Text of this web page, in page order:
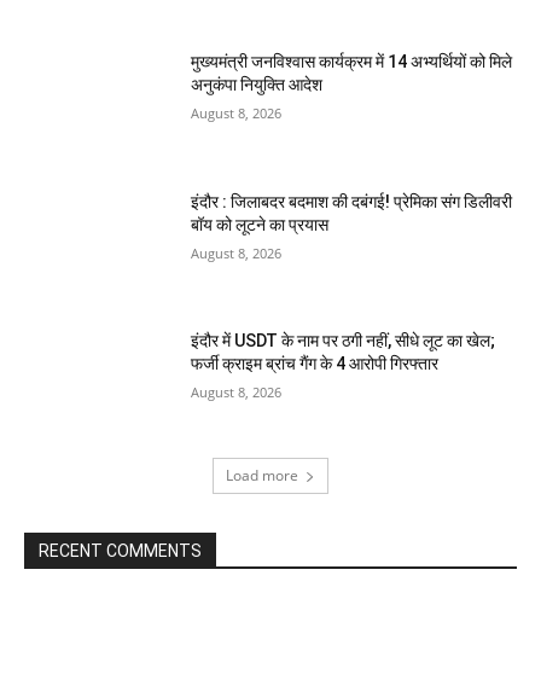
मुख्यमंत्री जनविश्वास कार्यक्रम में 14 अभ्यर्थियों को मिले
अनुकंपा नियुक्ति आदेश
August 8, 2026
इंदौर : जिलाबदर बदमाश की दबंगई! प्रेमिका संग डिलीवरी
बॉय को लूटने का प्रयास
August 8, 2026
इंदौर में USDT के नाम पर ठगी नहीं, सीधे लूट का खेल;
फर्जी क्राइम ब्रांच गैंग के 4 आरोपी गिरफ्तार
August 8, 2026
Load more
RECENT COMMENTS